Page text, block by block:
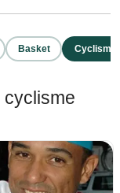
Basket Cyclisme